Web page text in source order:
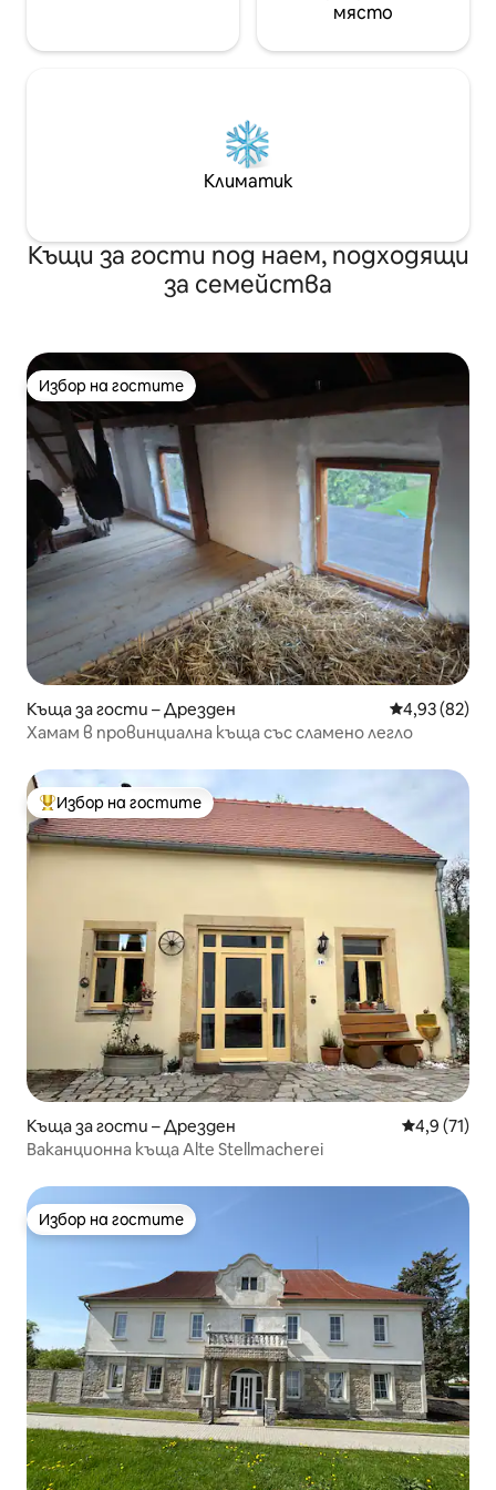
място
Климатик
Къщи за гости под наем, подходящи
за семейства
Избор на гостите
Избор на гостите
Къща за гости – Дрезден Средна
4,93 (82)
Хамам в провинциална къща със сламено легло
Най-популярен избор на гостите
Избор на гостите
Къща за гости – Дрезден Средна
4,9 (71)
Ваканционна къща Alte Stellmacherei
Избор на гостите
Избор на гостите